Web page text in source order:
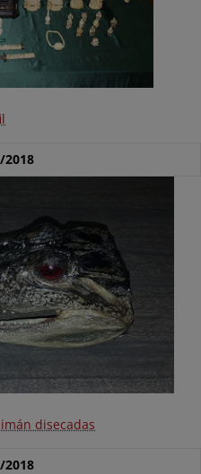
2018
disecadas
2018